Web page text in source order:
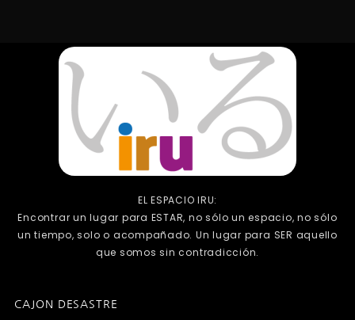
EL ESPACIO IRU:
Encontrar un lugar para ESTAR, no sólo un espacio, no sólo
un tiempo, solo o acompañado. Un lugar para SER aquello
que somos sin contradicción.
CAJON DESASTRE